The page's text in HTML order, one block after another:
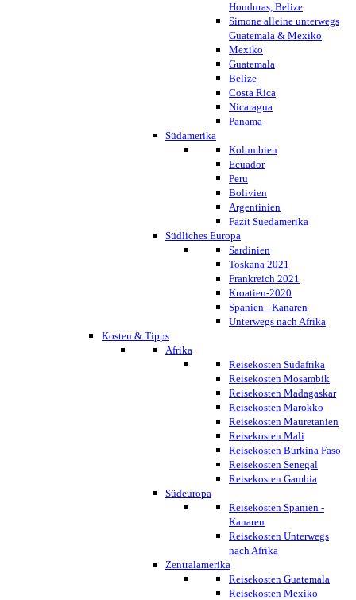
Honduras, Belize
Simone alleine unterwegs
Guatemala & Mexiko
Mexiko
Guatemala
Belize
Costa Rica
Nicaragua
Panama
Südamerika
Kolumbien
Ecuador
Peru
Bolivien
Argentinien
Fazit Suedamerika
Südliches Europa
Sardinien
Toskana 2021
Frankreich 2021
Kroatien-2020
Spanien - Kanaren
Unterwegs nach Afrika
Kosten & Tipps
Afrika
Reisekosten Südafrika
Reisekosten Mosambik
Reisekosten Madagaskar
Reisekosten Marokko
Reisekosten Mauretanien
Reisekosten Mali
Reisekosten Burkina Faso
Reisekosten Senegal
Reisekosten Gambia
Südeuropa
Reisekosten Spanien -
Kanaren
Reisekosten Unterwegs
nach Afrika
Zentralamerika
Reisekosten Guatemala
Reisekosten Mexiko